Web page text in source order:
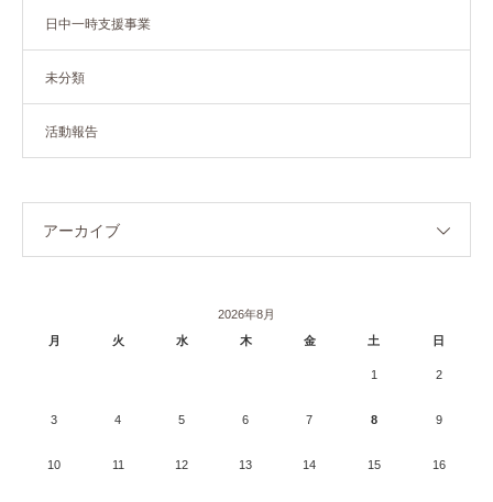
日中一時支援事業
未分類
活動報告
アーカイブ
2026年8月
月
火 水 木 金 土 日
1 2
3 4 5 6 7 8 9
10 11 12 13 14 15 16